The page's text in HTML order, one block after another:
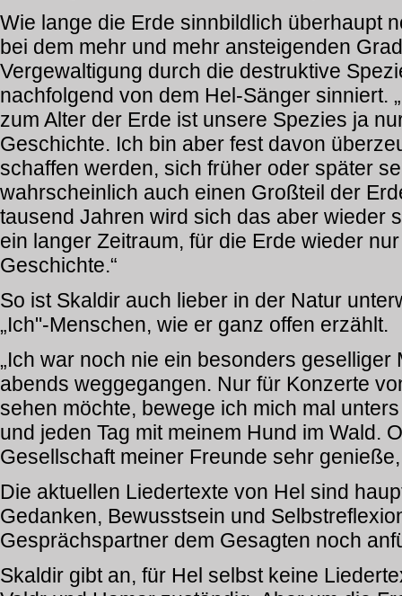
Wie lange die Erde sinnbildlich überhaupt
bei dem mehr und mehr ansteigenden
Vergewaltigung durch die destruktive
nachfolgend von dem Hel-Sänger sinniert.
zum Alter der Erde ist unsere Spezies ja
Geschichte. Ich bin aber fest davon
schaffen werden, sich früher oder später
wahrscheinlich auch einen Großteil der
tausend Jahren wird sich das aber wieder
ein langer Zeitraum, für die Erde wieder
Geschichte.“
So ist Skaldir auch lieber in der Natur
„Ich"-Menschen, wie er ganz offen erzählt.
„Ich war noch nie ein besonders
abends weggegangen. Nur für Konzerte
sehen möchte, bewege ich mich mal
und jeden Tag mit meinem Hund im Wald.
Gesellschaft meiner Freunde sehr
Die aktuellen Liedertexte von Hel sind
Gedanken, Bewusstsein und
Gesprächspartner dem Gesagten noch
Skaldir gibt an, für Hel selbst keine